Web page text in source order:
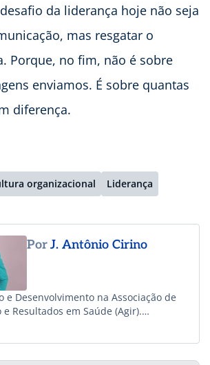
da liderança hoje não seja
mas resgatar o
Porque, no fim, não é sobre
enviamos. É sobre quantas
diferença.
organizacional Liderança
PorJ. Antônio Cirino
e Desenvolvimento na Associação de
e Resultados em Saúde (Agir).
de qualidade, professor e